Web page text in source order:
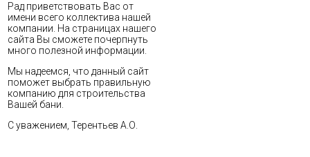
Рад приветствовать Вас от
имени всего коллектива нашей
компании. На страницах нашего
сайта Вы сможете почерпнуть
много полезной информации.
Мы надеемся, что данный сайт
поможет выбрать правильную
компанию для строительства
Вашей бани.
С уважением, Терентьев А.О.